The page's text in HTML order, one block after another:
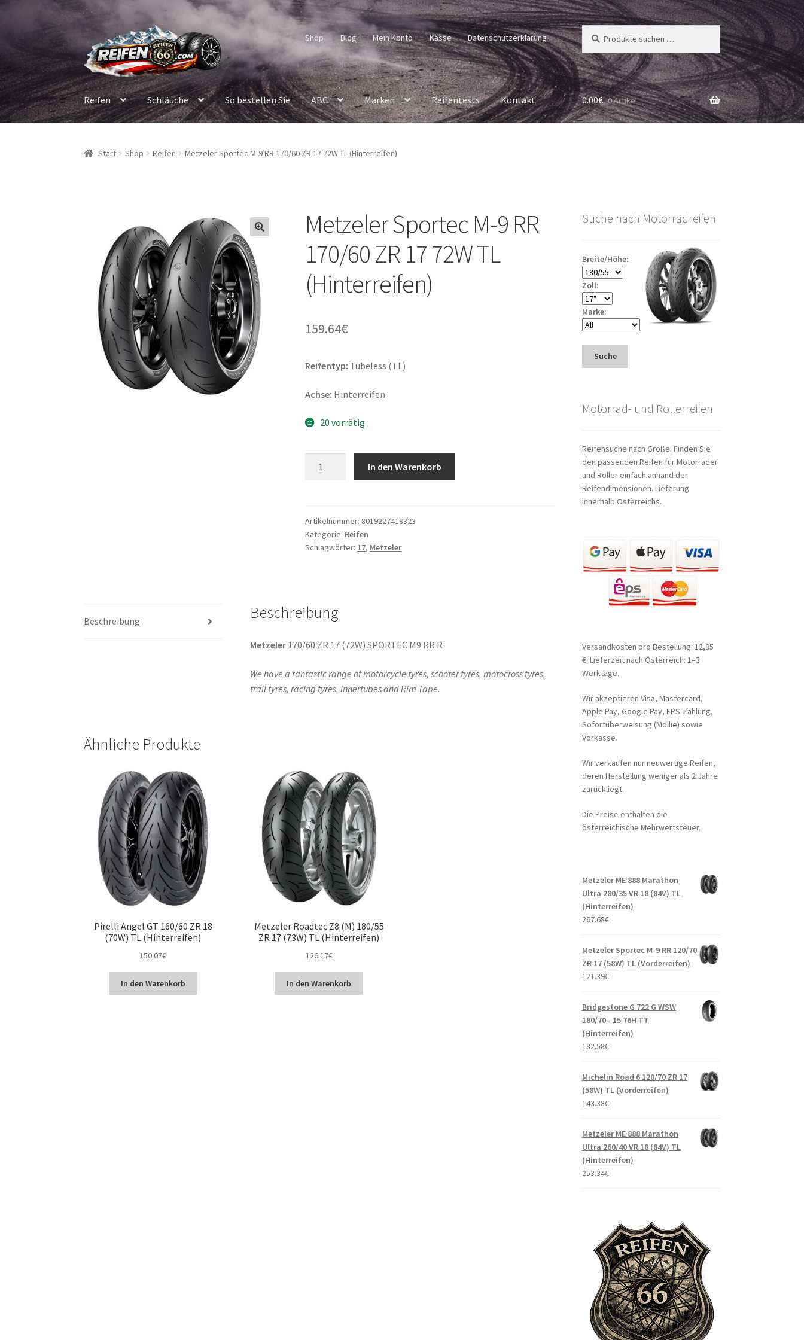
Navigation
springen
Inhalt
springen
Shop Blog Mein Konto Kasse Datenschutzerklärung
Suchen
nach:
Suchen
Reifen Schläuche So bestellen Sie ABC Marken Reifentests Kontakt 0.00€ 0 Artikel
Start Shop Reifen Metzeler Sportec M-9 RR 170/60 ZR 17 72W TL (Hinterreifen)
Metzeler Sportec M-9 RR
170/60 ZR 17 72W TL
(Hinterreifen)
159.64€
Reifentyp: Tubeless (TL)
Achse: Hinterreifen
20 vorrätig
RR
170/60
ZR
(Hinterreifen)
Menge
In den Warenkorb
Artikelnummer: 8019227418323
Kategorie: Reifen
Schlagwörter: 17, Metzeler
Beschreibung Beschreibung
Metzeler170/60 ZR 17 (72W) SPORTEC M9 RR R
We have a fantastic range of motorcycle tyres, scooter tyres, motocross tyres,
trail tyres, racing tyres, Innertubes and Rim Tape.
Ähnliche Produkte
Pirelli Angel GT 160/60 ZR 18
(70W) TL (Hinterreifen)
150.07€
In den Warenkorb
Metzeler Roadtec Z8 (M) 180/55
ZR 17 (73W) TL (Hinterreifen)
126.17€
In den Warenkorb
Suche nach Motorradreifen
Breite/Höhe:
Zoll:
Marke:
Suche
Motorrad- und Rollerreifen
Reifensuche nach Größe. Finden Sie
den passenden Reifen für Motorräder
und Roller einfach anhand der
Reifendimensionen. Lieferung
innerhalb Österreichs.
Versandkosten pro Bestellung: 12,95
€. Lieferzeit nach Österreich: 1–3
Werktage.
Wir akzeptieren Visa, Mastercard,
Apple Pay, Google Pay, EPS-Zahlung,
Sofortüberweisung (Mollie) sowie
Vorkasse.
Wir verkaufen nur neuwertige Reifen,
deren Herstellung weniger als 2 Jahre
zurückliegt.
Die Preise enthalten die
österreichische Mehrwertsteuer.
Metzeler ME 888 Marathon
Ultra 280/35 VR 18 (84V) TL
(Hinterreifen)
267.68€
Metzeler Sportec M-9 RR 120/70
ZR 17 (58W) TL (Vorderreifen)
121.39€
Bridgestone G 722 G WSW
180/70 - 15 76H TT
(Hinterreifen)
182.58€
Michelin Road 6 120/70 ZR 17
(58W) TL (Vorderreifen)
143.38€
Metzeler ME 888 Marathon
Ultra 260/40 VR 18 (84V) TL
(Hinterreifen)
253.34€